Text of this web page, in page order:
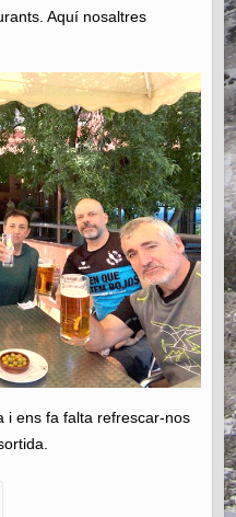
Aquí nosaltres
i ens fa falta refrescar-nos